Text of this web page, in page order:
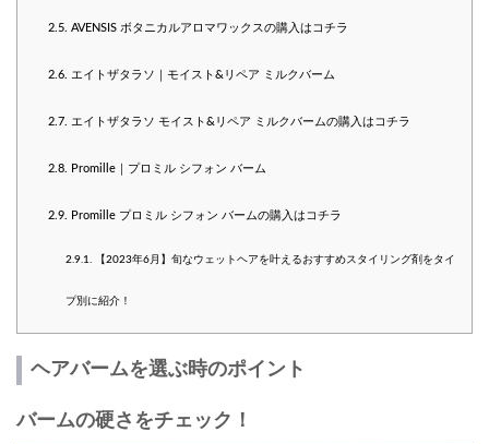
2.5. AVENSIS ボタニカルアロマワックスの購入はコチラ
2.6. エイトザタラソ｜モイスト&リペア ミルクバーム
2.7. エイトザタラソ モイスト&リペア ミルクバームの購入はコチラ
2.8. Promille｜プロミル シフォン バーム
2.9. Promille プロミル シフォン バームの購入はコチラ
2.9.1. 【2023年6月】旬なウェットヘアを叶えるおすすめスタイリング剤をタイ
プ別に紹介！
ヘアバームを選ぶ時のポイント
バームの硬さをチェック！